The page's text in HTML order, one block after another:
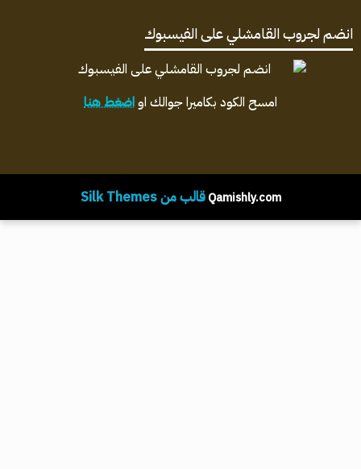
انضم لجروب القامشلي على الفيسبوك
امسح الكود بكاميرا جوالك اواضغط هنا
Qamishly.com قالب من Silk Themes